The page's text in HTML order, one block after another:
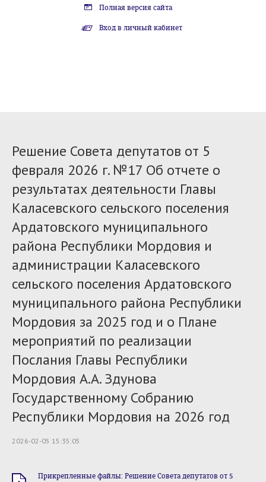
Полная версия сайта
Вход в личный кабинет
Решение Совета депутатов от 5
февраля 2026 г. №17 Об отчете о
результатах деятельности Главы
Каласевского сельского поселения
Ардатовского муниципального
района Республики Мордовия и
администрации Каласевского
сельского поселения Ардатовского
муниципального района Республики
Мордовия за 2025 год и о Плане
мероприятий по реализации
Послания Главы Республики
Мордовия А.А. Здунова
Государственному Собранию
Республики Мордовия на 2026 год
2026-02-05 15:35:05
Прикрепленные файлы: Решение Совета депутатов от 5